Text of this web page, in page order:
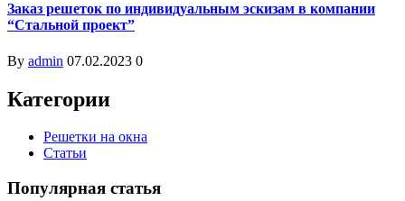
Заказ решеток по индивидуальным эскизам в компании
“Стальной проект”
By admin 07.02.2023 0
Категории
Решетки на окна
Статьи
Популярная статья